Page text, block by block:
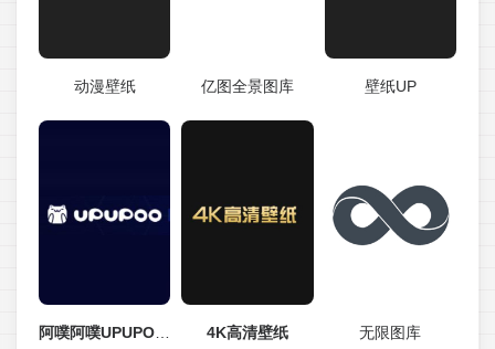
动漫壁纸 亿图全景图库 壁纸UP
4K高清壁纸 无限图库